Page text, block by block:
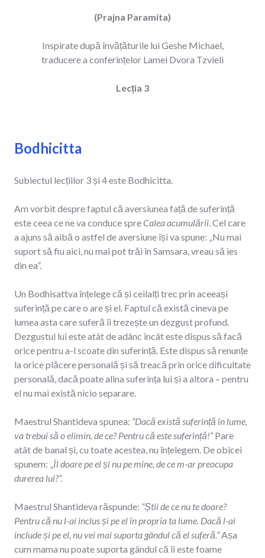
(Prajna Paramita)
Inspirate după învățăturile lui Geshe Michael,
traducere a conferințelor Lamei Dvora Tzvieli
Lecția 3
Bodhicitta
Subiectul lecțiilor 3 și 4 este Bodhicitta.
Am vorbit despre faptul că aversiunea față de suferință
este ceea ce ne va conduce spreCalea acumulării. Cel care
a ajuns să aibă o astfel de aversiune își va spune: „Nu mai
suport să fiu aici, nu mai pot trăi în Samsara, vreau să ies
din ea”.
Un Bodhisattva înțelege că și ceilalți trec prin aceeași
suferință pe care o are și el. Faptul că există cineva pe
lumea asta care suferă îi trezește un dezgust profund.
Dezgustul lui este atât de adânc încât este dispus să facă
orice pentru a-l scoate din suferință. Este dispus să renunțe
la orice plăcere personală și să treacă prin orice dificultate
personală, dacă poate alina suferința lui și a altora – pentru
el nu mai există nicio separare.
Maestrul Shantideva spunea: “Dacă există suferință în lume,
va trebui să o elimin, de ce? Pentru că este suferință!”Pare
atât de banal și, cu toate acestea, nu înțelegem. De obicei
spunem: „Îl doare pe el și nu pe mine, de ce m-ar preocupa
durerea lui?”.
Maestrul Shantideva răspunde: “Știi de ce nu te doare?
Pentru că nu l-ai inclus și pe el în propria ta lume. Dacă l-ai
include și pe el, nu vei mai suporta gândul că el suferă.”Așa
cum mama nu poate suporta gândul că îi este foame